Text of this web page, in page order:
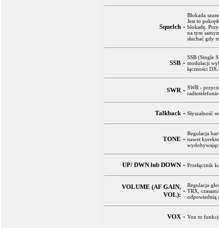
Squelch -
Blokada
Jest to
blokadę.
na tym
słuchać gdy
SSB -
SSB (Single
modulacji
łączności
SWR - SWR -
radiotelefonie
Talkback - Słyszalność
TONE -
Regulacja
nawet
UP/ DWN lub DOWN - Przełącznik
VOLUME (AF GAIN,
VOL): -
Regulacja
TRX,
odpowiednią
VOX - Vox to